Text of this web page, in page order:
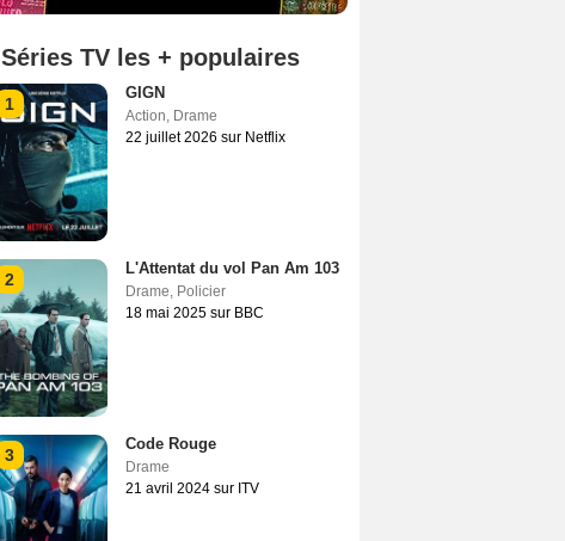
Séries TV les + populaires
1
GIGN
Action, Drame
22 juillet 2026 sur Netflix
2
L'Attentat du vol Pan Am 103
Drame, Policier
18 mai 2025 sur BBC
3
Code Rouge
Drame
21 avril 2024 sur ITV